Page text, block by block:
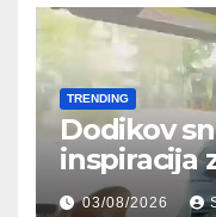
TRENDING
Dodikov
inspiracija
kroz
03/08/2026